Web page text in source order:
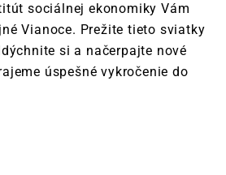
sociálnej ekonomiky Vám
Vianoce. Prežite tieto sviatky
si a načerpajte nové
úspešné vykročenie do